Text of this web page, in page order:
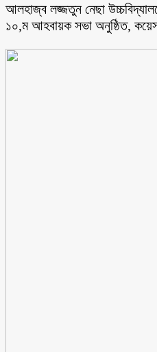
আলহাজ্ব লজ্জতুন নেছা
১০,ম আহবায়ক সভা অনুষ্ঠিত,